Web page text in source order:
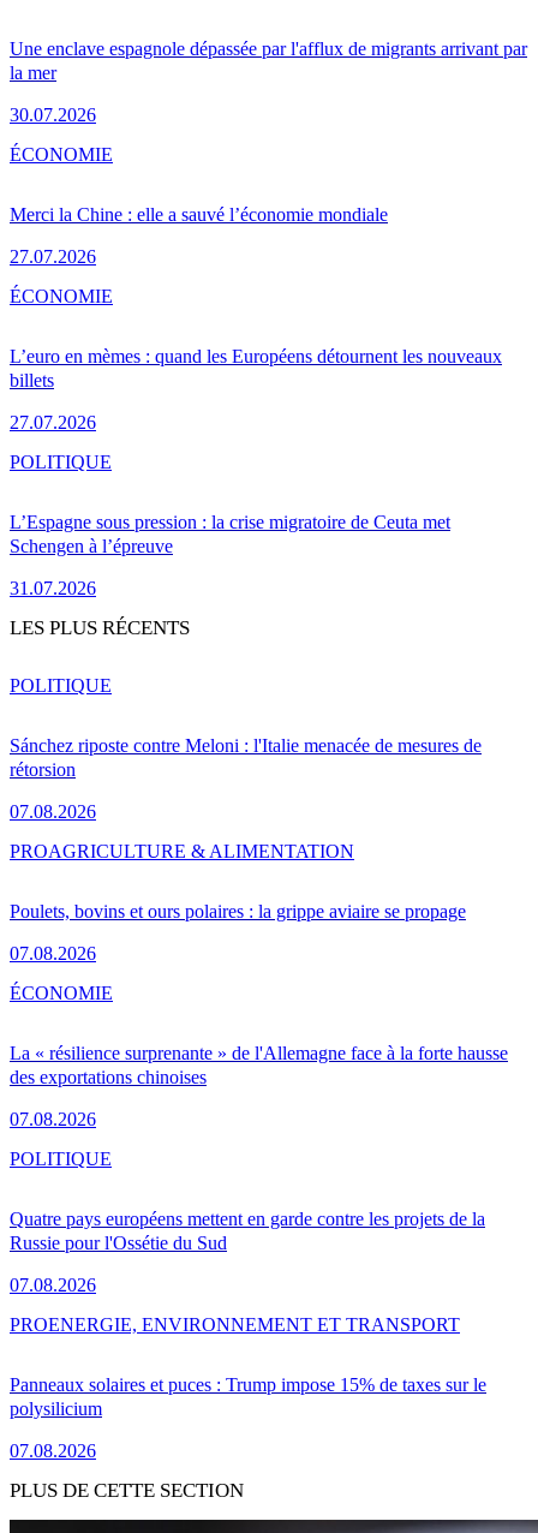
Une enclave espagnole dépassée par l'afflux de migrants arrivant par
la mer
30.07.2026
Merci la Chine : elle a sauvé l’économie mondiale
27.07.2026
ÉCONOMIE
L’euro en mèmes : quand les Européens détournent les nouveaux
billets
27.07.2026
ÉCONOMIE
L’Espagne sous pression : la crise migratoire de Ceuta met
Schengen à l’épreuve
31.07.2026
POLITIQUE
LES PLUS RÉCENTS
Sánchez riposte contre Meloni : l'Italie menacée de mesures de
rétorsion
07.08.2026
POLITIQUE
Poulets, bovins et ours polaires : la grippe aviaire se propage
07.08.2026
PROAGRICULTURE & ALIMENTATION
La « résilience surprenante » de l'Allemagne face à la forte hausse
des exportations chinoises
07.08.2026
ÉCONOMIE
Quatre pays européens mettent en garde contre les projets de la
Russie pour l'Ossétie du Sud
07.08.2026
POLITIQUE
Panneaux solaires et puces : Trump impose 15% de taxes sur le
polysilicium
07.08.2026
PROENERGIE, ENVIRONNEMENT ET TRANSPORT
PLUS DE CETTE SECTION